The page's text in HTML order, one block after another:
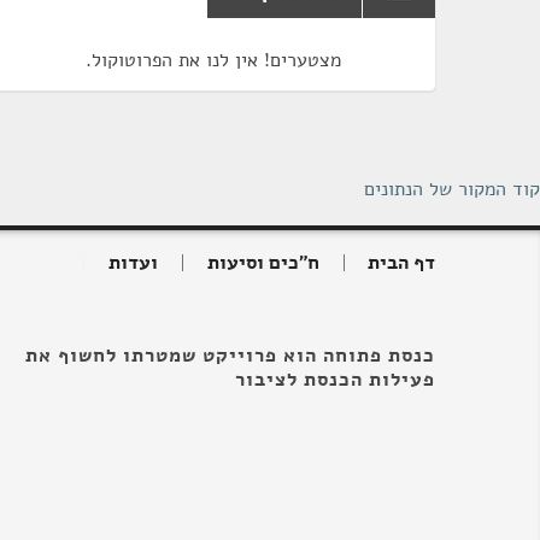
מצטערים! אין לנו את הפרוטוקול.
קוד המקור של הנתונים
דף הבית ח"כים וסיעות ועדות
כנסת פתוחה הוא פרוייקט שמטרתו לחשוף את
פעילות הכנסת לציבור